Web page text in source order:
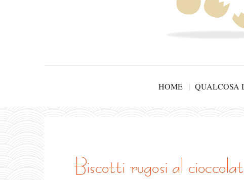
HOME QUALCOSA
biscotti rugosi al